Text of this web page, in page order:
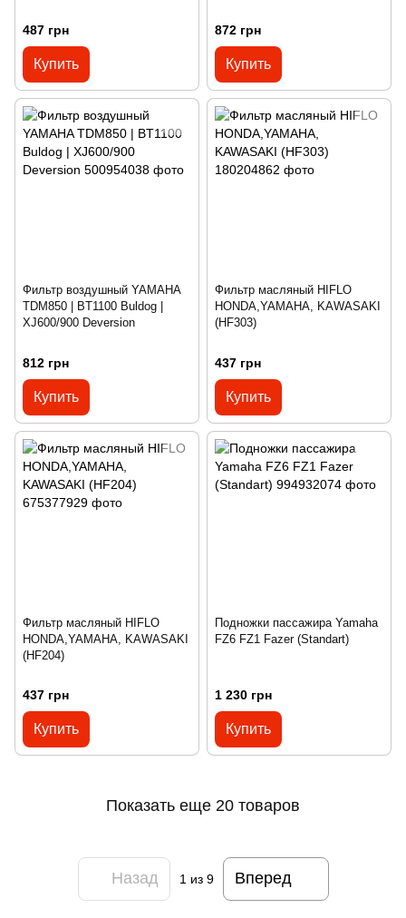
487 грн
Купить
872 грн
Купить
Фильтр воздушный YAMAHA
TDM850 | BT1100 Buldog |
XJ600/900 Deversion
812 грн
Купить
Фильтр масляный HIFLO
HONDA,YAMAHA, KAWASAKI
(HF303)
437 грн
Купить
Фильтр масляный HIFLO
HONDA,YAMAHA, KAWASAKI
(HF204)
437 грн
Купить
Подножки пассажира Yamaha
FZ6 FZ1 Fazer (Standart)
1 230 грн
Купить
Показать еще 20 товаров
Назад 1 из 9 Вперед